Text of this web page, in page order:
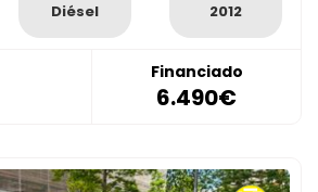
Diésel 2012
Financiado
6.490€